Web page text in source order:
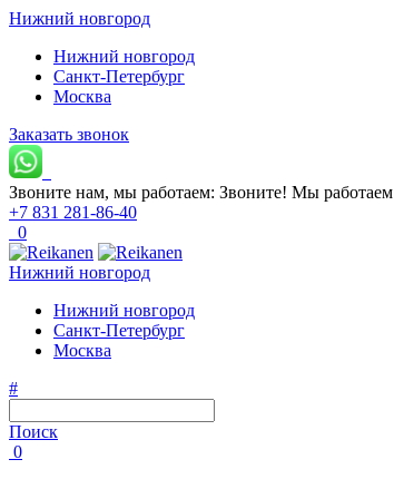
Нижний новгород
Нижний новгород
Санкт-Петербург
Москва
Заказать звонок
Звоните нам, мы работаем: Звоните! Мы работаем
+7 831 281-86-40
0
Нижний новгород
Нижний новгород
Санкт-Петербург
Москва
#
Поиск
0